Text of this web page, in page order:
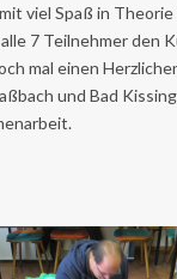
viel Spaß in Theorie
7 Teilnehmer den
mal einen
und Bad